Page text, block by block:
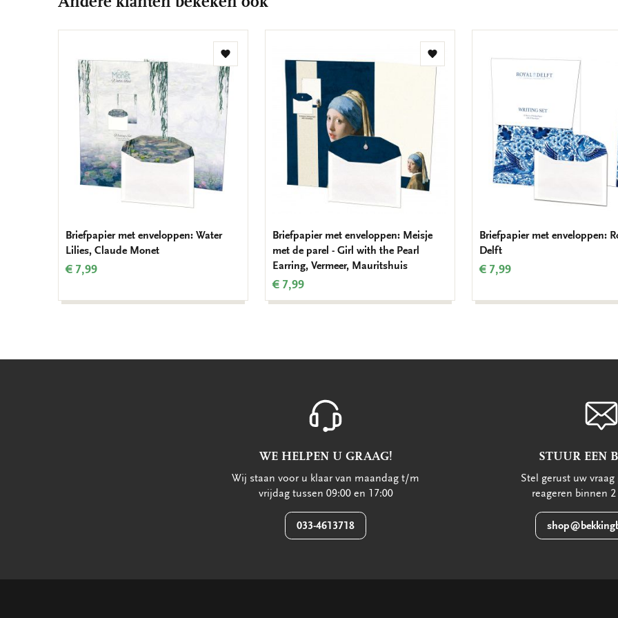
Toevoegen
aan
verlanglijst
Briefpapier met enveloppen: Water
Lilies, Claude Monet
€ 7,99
Toevoegen
aan
verlanglijst
Briefpapier met enveloppen: Meisje
met de parel - Girl with the Pearl
Earring, Vermeer, Mauritshuis
€ 7,99
Briefpapier met enveloppen:
Delft
€ 7,99
WE HELPEN U GRAAG!
Wij staan voor u klaar van maandag t/m
vrijdag tussen 09:00 en 17:00
033-4613718
STUUR EEN
Stel gerust uw
reageren binnen